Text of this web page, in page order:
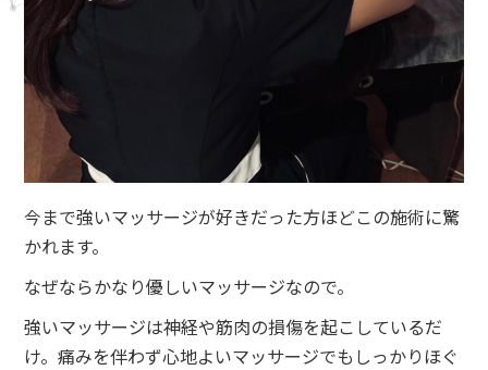
今まで強いマッサージが好きだった方ほどこの施術に驚
かれます。
なぜならかなり優しいマッサージなので。
強いマッサージは神経や筋肉の損傷を起こしているだ
け。痛みを伴わず心地よいマッサージでもしっかりほぐ